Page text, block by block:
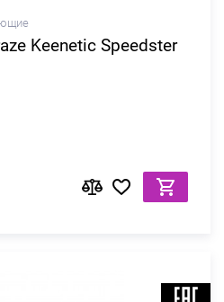
Keenetic Speedster